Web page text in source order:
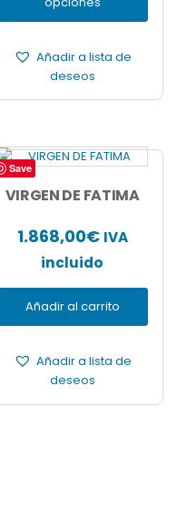
productoAñadir a lista de
deseos
Save
VIRGEN DE FATIMA
1.868,00€ IVA
incluido
Añadir al carrito
Añadir a lista de
deseos